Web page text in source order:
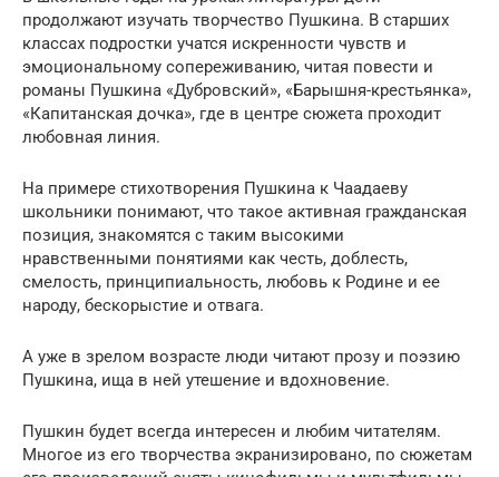
продолжают изучать творчество Пушкина. В старших
классах подростки учатся искренности чувств и
эмоциональному сопереживанию, читая повести и
романы Пушкина «Дубровский», «Барышня-крестьянка»,
«Капитанская дочка», где в центре сюжета проходит
любовная линия.
На примере стихотворения Пушкина к Чаадаеву
школьники понимают, что такое активная гражданская
позиция, знакомятся с таким высокими
нравственными понятиями как честь, доблесть,
смелость, принципиальность, любовь к Родине и ее
народу, бескорыстие и отвага.
А уже в зрелом возрасте люди читают прозу и поэзию
Пушкина, ища в ней утешение и вдохновение.
Пушкин будет всегда интересен и любим читателям.
Многое из его творчества экранизировано, по сюжетам